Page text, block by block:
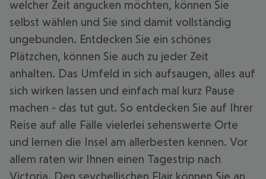
welcher Zeit angucken möchten, können Sie
selbst wählen und Sie sind damit vollständig
ungebunden. Entdecken Sie ein schönes
Plätzchen, können Sie auch zu jeder Zeit
anhalten. Das Umfeld in sich aufsaugen, alles auf
sich wirken lassen und einfach mal kurz Pause
machen - das tut gut. So entdecken Sie auf Ihrer
Reise auf alle Fälle vielerlei sehenswerte Orte
und lernen die Insel am allerbesten kennen. Vor
allem raten wir Ihnen einen Tagestrip nach
Victoria. Den seychellischen Flair können Sie an